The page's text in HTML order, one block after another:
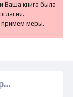
Ваша книга была
примем меры.